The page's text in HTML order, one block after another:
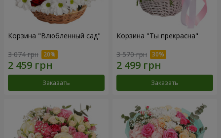
Корзина "Влюбленный сад"
3 074 грн
Заказать
Корзина "Ты прекрасна"
3 570 грн
Заказать